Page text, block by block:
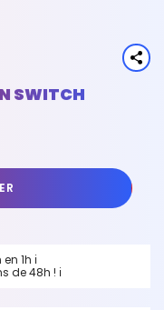
SWITCH
1h ℹ
de 48h ! ℹ